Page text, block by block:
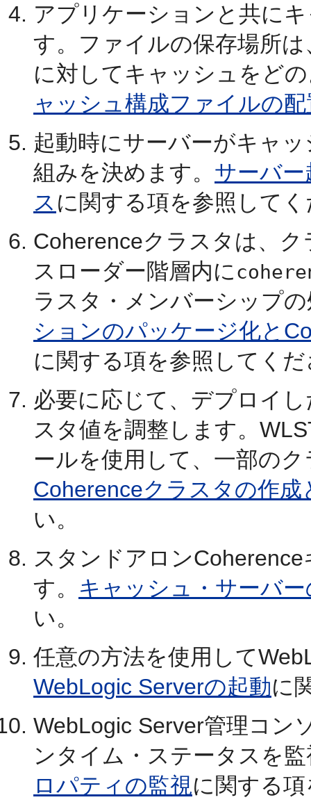
アプリケーションと共に
す。ファイルの保存場所
に対してキャッシュをど
ャッシュ構成ファイルの配
起動時にサーバーがキャ
組みを決めます。 サーバ
ス に関する項を参照して
Coherenceクラスタは、
スローダー階層内に
ラスタ・メンバーシップ
ションのパッケージ化と
に関する項を参照してく
必要に応じて、デプロイ
スタ値を調整します。
ールを使用して、一部の
Coherenceクラスタの作成
い。
スタンドアロン
す。 キャッシュ・サーバ
い。
任意の方法を使用して
WebLogic Serverの起動に
WebLogic Server管理コン
ンタイム・ステータスを
ロパティの監視に関する